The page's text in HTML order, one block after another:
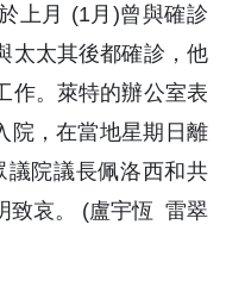
上月 (1月)曾與確診
太太其後都確診，他
作。萊特的辦公室表
院，在當地星期日離
院議長佩洛西和共
致哀。 (盧宇恆 雷翠